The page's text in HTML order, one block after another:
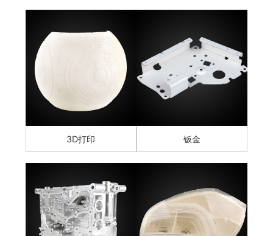
3D打印 钣金